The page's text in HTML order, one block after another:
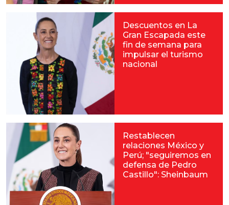
Descuentos en La
Gran Escapada este
fin de semana para
impulsar el turismo
nacional
Restablecen
relaciones México y
Perú; "seguiremos en
defensa de Pedro
Castillo": Sheinbaum